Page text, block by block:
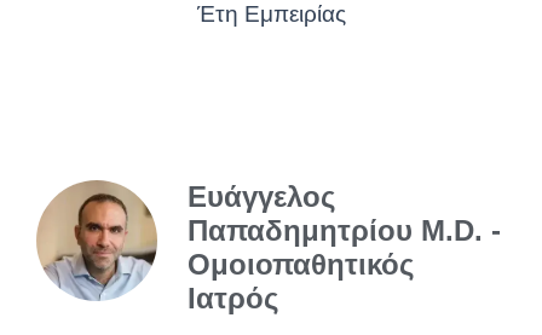
Έτη Εμπειρίας
Ευάγγελος
Παπαδημητρίου M.D. -
Ομοιοπαθητικός
Ιατρός